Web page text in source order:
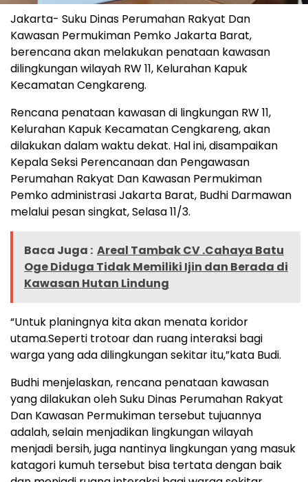
Jakarta- Suku Dinas Perumahan Rakyat Dan
Kawasan Permukiman Pemko Jakarta Barat,
berencana akan melakukan penataan kawasan
dilingkungan wilayah RW 11, Kelurahan Kapuk
Kecamatan Cengkareng.
Rencana penataan kawasan di lingkungan RW 11,
Kelurahan Kapuk Kecamatan Cengkareng, akan
dilakukan dalam waktu dekat. Hal ini, disampaikan
Kepala Seksi Perencanaan dan Pengawasan
Perumahan Rakyat Dan Kawasan Permukiman
Pemko administrasi Jakarta Barat, Budhi Darmawan
melalui pesan singkat, Selasa 11/3.
Baca Juga : Areal Tambak CV .Cahaya Batu
Oge Diduga Tidak Memiliki Ijin dan Berada di
Kawasan Hutan Lindung
“Untuk planingnya kita akan menata koridor
utama.Seperti trotoar dan ruang interaksi bagi
warga yang ada dilingkungan sekitar itu,”kata Budi.
Budhi menjelaskan, rencana penataan kawasan
yang dilakukan oleh Suku Dinas Perumahan Rakyat
Dan Kawasan Permukiman tersebut tujuannya
adalah, selain menjadikan lingkungan wilayah
menjadi bersih, juga nantinya lingkungan yang masuk
katagori kumuh tersebut bisa tertata dengan baik